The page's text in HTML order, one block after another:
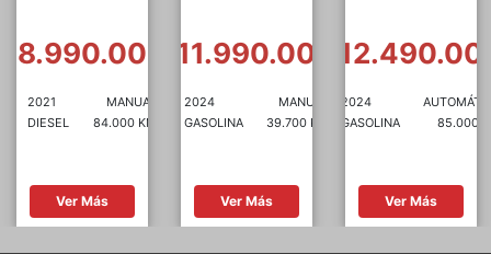
2024
GASOLINA
MANUAL
39.700 KM
Ver Más
$12.490.000
2024
GASOLINA
AUTOMÁTICA
85.000 KM
Ver Más
2021
GASOLINA
61.480
Ver Más